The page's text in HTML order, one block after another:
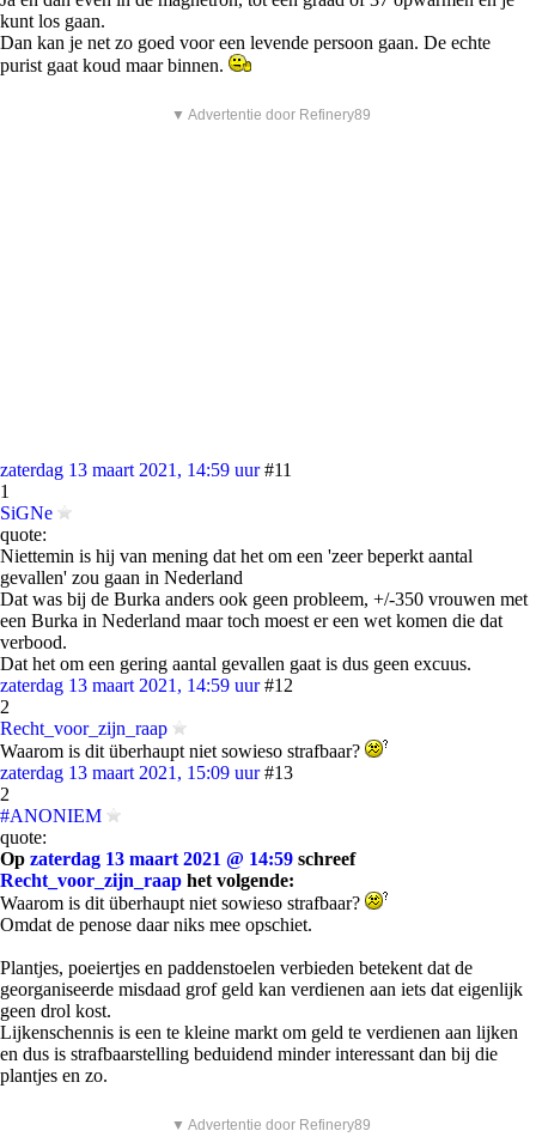
kunt los gaan.
Dan kan je net zo goed voor een levende persoon gaan. De echte
purist gaat koud maar binnen.
▼ Advertentie door Refinery89
zaterdag 13 maart 2021, 14:59 uur #11
1
SiGNe
quote:
Niettemin is hij van mening dat het om een 'zeer beperkt aantal
gevallen' zou gaan in Nederland
Dat was bij de Burka anders ook geen probleem, +/-350 vrouwen met
een Burka in Nederland maar toch moest er een wet komen die dat
verbood.
Dat het om een gering aantal gevallen gaat is dus geen excuus.
zaterdag 13 maart 2021, 14:59 uur #12
2
Recht_voor_zijn_raap
Waarom is dit überhaupt niet sowieso strafbaar?
zaterdag 13 maart 2021, 15:09 uur #13
2
#ANONIEM
quote:
Op zaterdag 13 maart 2021 @ 14:59 schreef
Recht_voor_zijn_raap het volgende:
Waarom is dit überhaupt niet sowieso strafbaar?
Omdat de penose daar niks mee opschiet.
Plantjes, poeiertjes en paddenstoelen verbieden betekent dat de
georganiseerde misdaad grof geld kan verdienen aan iets dat eigenlijk
geen drol kost.
Lijkenschennis is een te kleine markt om geld te verdienen aan lijken
en dus is strafbaarstelling beduidend minder interessant dan bij die
plantjes en zo.
▼ Advertentie door Refinery89